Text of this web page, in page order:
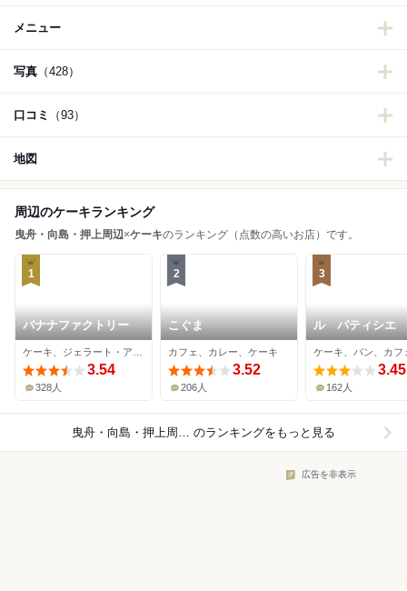
メニュー
写真 （428）
口コミ （93）
地図
周辺のケーキランキング
曳舟・向島・押上周辺×ケーキのランキング（点数の高いお店）です。
1
バナナファクトリー
3.54
328人
2
こぐま
カフェ、カレー、ケーキ
3.52
206人
3
ル パティシエ
ィ イイムラ
ケーキ、パン、カフ
3.45
162人
曳舟・向島・押上周辺×ケーキ のランキングをもっと見る
広告を非表示